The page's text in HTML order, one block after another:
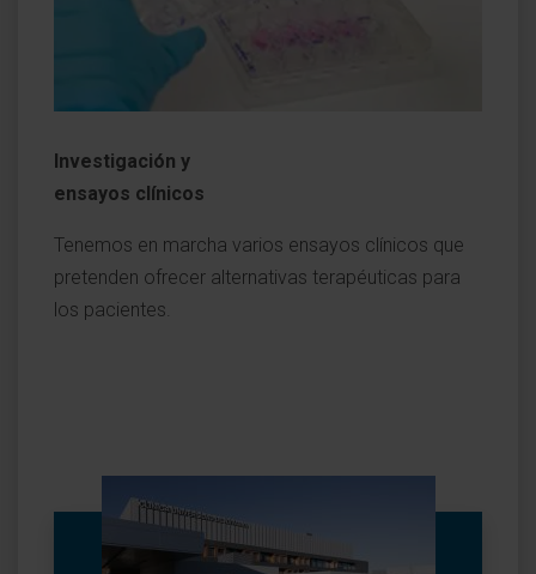
Investigación y
ensayos clínicos
Tenemos en marcha varios ensayos clínicos que
pretenden ofrecer alternativas terapéuticas para
los pacientes.